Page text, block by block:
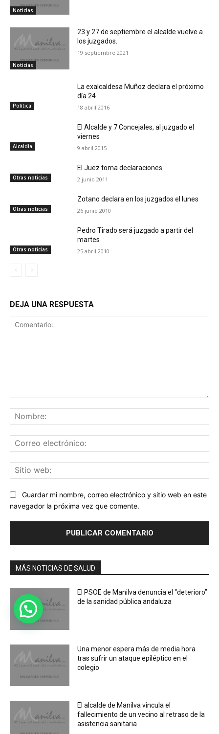
Noticias
Noticias
23 y 27 de septiembre el alcalde vuelve a
los juzgados.
19 septiembre 2021
Política
La exalcaldesa Muñoz declara el próximo
día 24
18 abril 2016
Alcaldia
El Alcalde y 7 Concejales, al juzgado el
viernes
9 abril 2015
Otras noticias
El Juez toma declaraciones
2 junio 2011
Otras noticias
Zotano declara en los juzgados el lunes
26 junio 2010
Otras noticias
Pedro Tirado será juzgado a partir del
martes
25 abril 2010
DEJA UNA RESPUESTA
Guardar mi nombre, correo electrónico y sitio web en este
navegador la próxima vez que comente.
MÁS NOTICIAS DE SALUD
El PSOE de Manilva denuncia el “deterioro”
de la sanidad pública andaluza
Una menor espera más de media hora
tras sufrir un ataque epiléptico en el
colegio
El alcalde de Manilva vincula el
fallecimiento de un vecino al retraso de la
asistencia sanitaria